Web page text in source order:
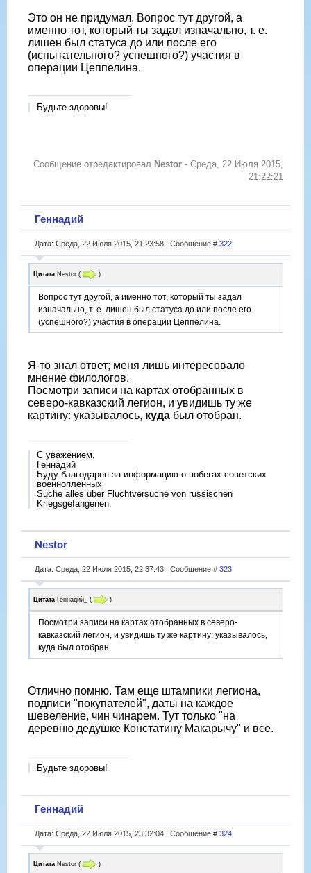
Это он не придумал. Вопрос тут другой, а
именно тот, который ты задал изначально, т. е.
лишен был статуса до или после его
(испытательного? успешного?) участия в
операции Цеппелина.
Будьте здоровы!
Сообщение отредактировал Nestor - Среда, 22 Июля 2015,
21:22:21
Геннадий
Дата: Среда, 22 Июля 2015, 21:23:58 | Сообщение # 322
Цитата Nestor ( )
Вопрос тут другой, а именно тот, который ты задал
изначально, т. е. лишен был статуса до или после его
(успешного?) участия в операции Цеппелина.
Я-то знал ответ; меня лишь интересовало
мнение филологов.
Посмотри записи на картах отобранных в
северо-кавказский легион, и увидишь ту же
картину: указывалось, куда был отобран.
С уважением,
Геннадий
Буду благодарен за информацию о побегах советских
военнопленных
Suche alles über Fluchtversuche von russischen
Kriegsgefangenen.
Nestor
Дата: Среда, 22 Июля 2015, 22:37:43 | Сообщение # 323
Цитата Геннадий_ ( )
Посмотри записи на картах отобранных в северо-
кавказский легион, и увидишь ту же картину: указывалось,
куда был отобран.
Отлично помню. Там еще штампики легиона,
подписи "покупателей", даты на каждое
шевеление, чин чинарем. Тут только "на
деревню дедушке Констатину Макарычу" и все.
Будьте здоровы!
Геннадий
Дата: Среда, 22 Июля 2015, 23:32:04 | Сообщение # 324
Цитата Nestor ( )